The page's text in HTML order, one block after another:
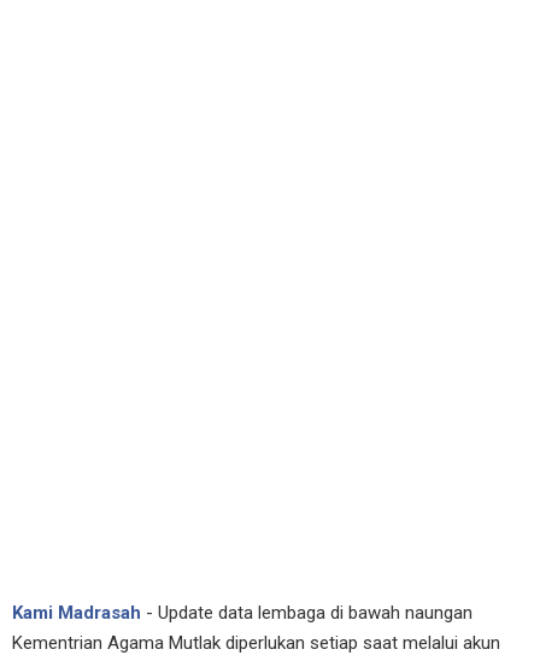
Kami Madrasah - Update data lembaga di bawah naungan
Kementrian Agama Mutlak diperlukan setiap saat melalui akun